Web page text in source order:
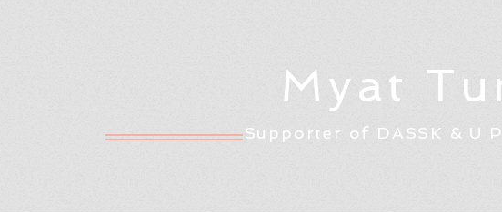
Myat
Supporter of DASSK & U